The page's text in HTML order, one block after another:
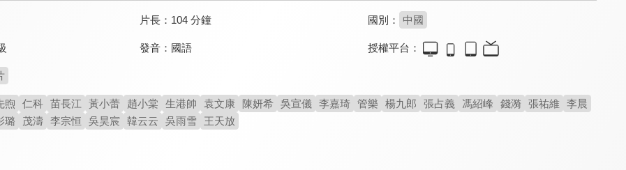
6.7
我們永遠是我們
即使坎坷，也要勇敢去愛
8.6
好東西
真實展現現代女性的處境
7.0
香緣武夷山
溫暖動人的愛情小品
片長： 104 分鐘 國別： 中國
發音： 國語 授權平台：
煦 仁科 苗長江 黃小蕾 趙小棠 生港帥 袁文康 陳妍希 吳宣儀 李嘉琦 管樂 楊九郎 張占義 馮紹峰 錢漪 張祐維
李晨
璐 茂濤 李宗恒 吳昊宸 韓云云 吳雨雪 王天放